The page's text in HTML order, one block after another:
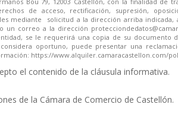
el contenido de la cláusula informativa.
de la Cámara de Comercio de Castellón.